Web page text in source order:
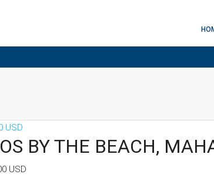
USD
BY THE BEACH,
USD